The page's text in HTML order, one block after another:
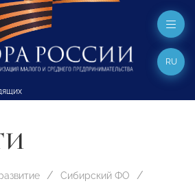
RU
Сибирский ФО